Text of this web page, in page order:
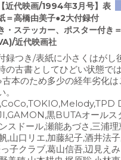
【近代映画/1994年3月号】表
＝高橋由美子●2大付録付
・ステッカー、ポスター付き
近代映画社
録つき/表紙に小さくはがし
の古書としてひどい状態で
古本のため多少の経年劣化は
。
黒BUTAオールス
スドール,瀬能あづさ,三浦理
,山口リエ,加藤紀子,酒井法
子クラブ,葛山信吾,辺見え